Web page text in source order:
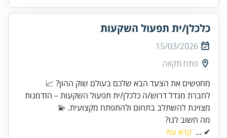
כלכלן/ית תפעול השקעות
15/03/2026
פתח תקווה
מחפשים את הצעד הבא שלכם בעולם שוק ההון? 📈
לחברת מגדל דרוש/ה כלכלן/ית תפעול השקעות – הזדמנות
מצוינת להשתלב בתחום ולהתפתח מקצועית. 💫
מה חשוב לנו?
✔ ... קרא עוד